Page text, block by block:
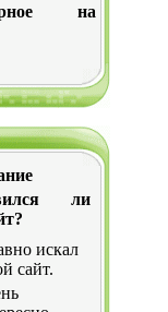
на
ли
искал
сайт.